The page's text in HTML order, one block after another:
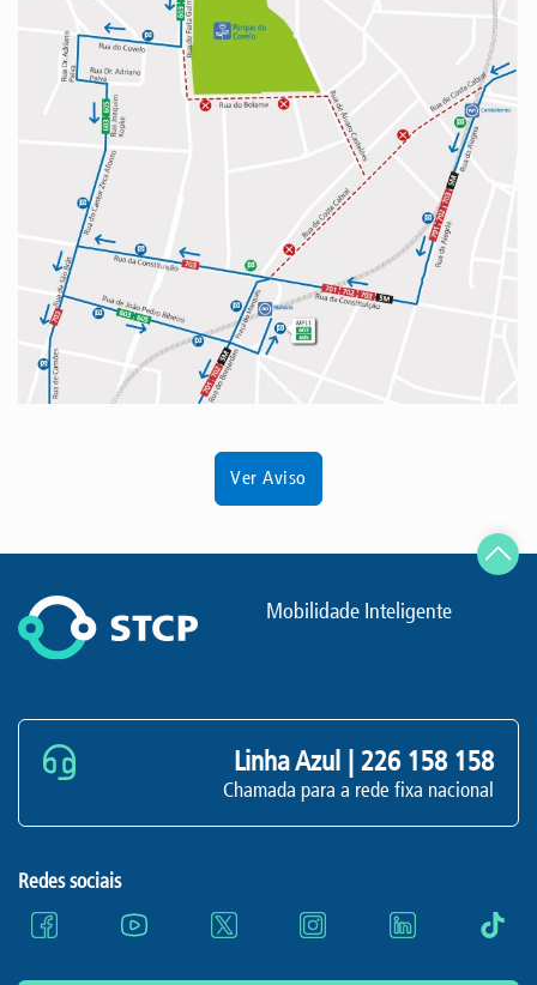
Ver Aviso
Mobilidade Inteligente
Linha Azul | 226 158 158
Chamada para a rede fixa nacional
Redes sociais